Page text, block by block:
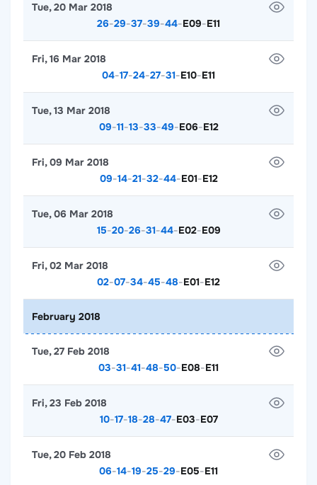
26-29-37-39-44-E09-E11
Tue, 20 Mar 2018
04-17-24-27-31-E10-E11
Fri, 16 Mar 2018
09-11-13-33-49-E06-E12
Tue, 13 Mar 2018
09-14-21-32-44-E01-E12
Fri, 09 Mar 2018
15-20-26-31-44-E02-E09
Tue, 06 Mar 2018
02-07-34-45-48-E01-E12
Fri, 02 Mar 2018
February 2018
03-31-41-48-50-E08-E11
Tue, 27 Feb 2018
10-17-18-28-47-E03-E07
Fri, 23 Feb 2018
06-14-19-25-29-E05-E11
Tue, 20 Feb 2018